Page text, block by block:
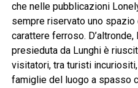
che nelle pubblicazioni
sempre riservato uno
carattere ferroso.
presieduta da Lunghi è
visitatori, tra turisti
famiglie del luogo a spasso